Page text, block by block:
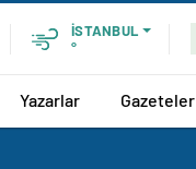
İSTANBUL
°
Yazarlar Gazeteler